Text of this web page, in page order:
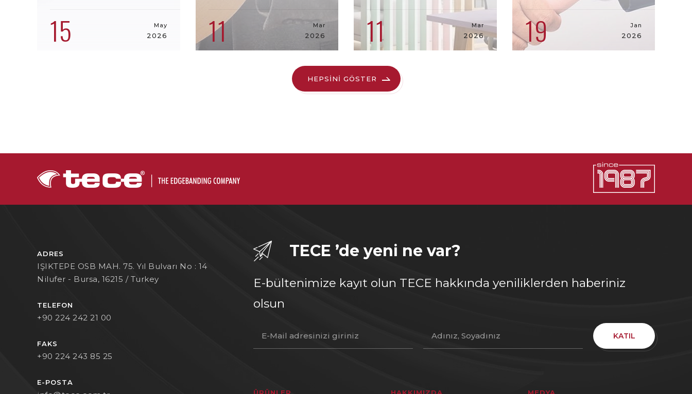
15 May
2026 11 Mar
2026 11 Mar
2026 19 Jan
2026
HEPSİNİ GÖSTER
TECE ’de yeni ne var?
E-bültenimize kayıt olun TECE hakkında yeniliklerden haberiniz
olsun
KATIL
ADRES
IŞIKTEPE OSB MAH. 75. Yıl Bulvarı No : 14
Nilufer - Bursa, 16215 / Turkey
TELEFON
+90 224 242 21 00
FAKS
+90 224 243 85 25
E-POSTA